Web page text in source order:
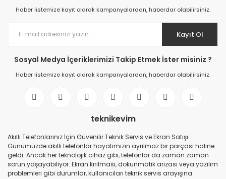
Haber listemize kayıt olarak kampanyalardan, haberdar olabilirsiniz.
Kayıt Ol
Sosyal Medya İçeriklerimizi Takip Etmek İster misiniz ?
Haber listemize kayıt olarak kampanyalardan, haberdar olabilirsiniz.
teknikevim
Akıllı Telefonlarınız İçin Güvenilir Teknik Servis ve Ekran Satışı
Günümüzde akıllı telefonlar hayatımızın ayrılmaz bir parçası haline
geldi. Ancak her teknolojik cihaz gibi, telefonlar da zaman zaman
sorun yaşayabiliyor. Ekran kırılması, dokunmatik arızası veya yazılım
problemleri gibi durumlar, kullanıcıları teknik servis arayışına